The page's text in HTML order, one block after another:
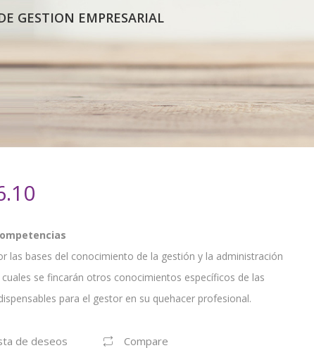
GESTION EMPRESARIAL
actual
es:
$26.10.
las bases del conocimiento de la gestión y la administración
se fincarán otros conocimientos específicos de las
para el gestor en su quehacer profesional.
de deseos Compare